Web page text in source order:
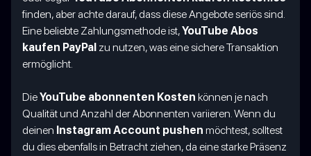
finden, aber achte darauf, dass diese Angebote seriös sind.
Eine beliebte Zahlungsmethode ist,YouTube Abos
kaufen PayPal zu nutzen, was eine sichere Transaktion
ermöglicht.
DieYouTube abonnenten Kosten können je nach
Qualität und Anzahl der Abonnenten variieren. Wenn du
deinen Instagram Account pushen möchtest, solltest
du dies ebenfalls in Betracht ziehen, da eine starke Präsenz